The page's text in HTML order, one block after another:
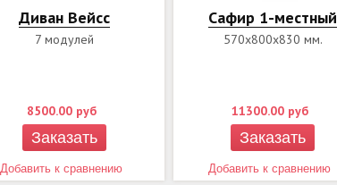
Диван Вейсс
7 модулей
8500.00 руб
Заказать
Добавить к сравнению
Сафир 1-местный
570х800х830 мм.
11300.00 руб
Заказать
Добавить к сравнению